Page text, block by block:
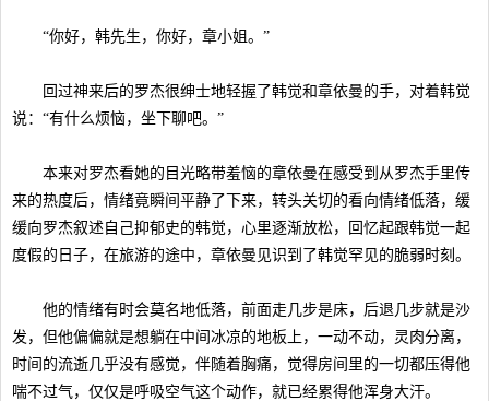
“你好，韩先生，你好，章小姐。”
回过神来后的罗杰很绅士地轻握了韩觉和章依曼的手，对着韩觉
说：“有什么烦恼，坐下聊吧。”
本来对罗杰看她的目光略带羞恼的章依曼在感受到从罗杰手里传
来的热度后，情绪竟瞬间平静了下来，转头关切的看向情绪低落，缓
缓向罗杰叙述自己抑郁史的韩觉，心里逐渐放松，回忆起跟韩觉一起
度假的日子，在旅游的途中，章依曼见识到了韩觉罕见的脆弱时刻。
他的情绪有时会莫名地低落，前面走几步是床，后退几步就是沙
发，但他偏偏就是想躺在中间冰凉的地板上，一动不动，灵肉分离，
时间的流逝几乎没有感觉，伴随着胸痛，觉得房间里的一切都压得他
喘不过气，仅仅是呼吸空气这个动作，就已经累得他浑身大汗。